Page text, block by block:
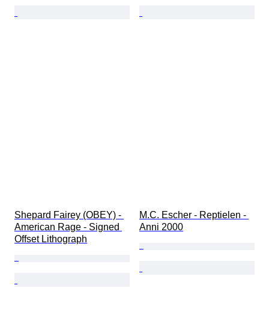
Shepard Fairey (OBEY) -
American Rage - Signed
Offset Lithograph
M.C. Escher - Reptielen -
Anni 2000